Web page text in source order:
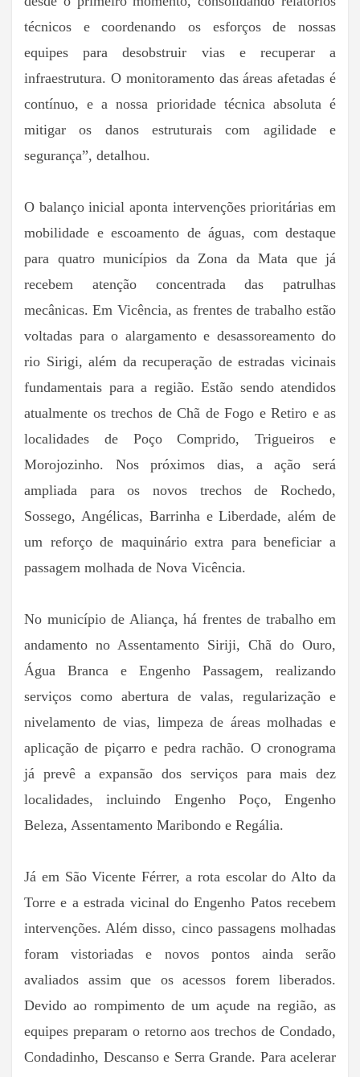
técnicos e coordenando os esforços de nossas
equipes para desobstruir vias e recuperar a
infraestrutura. O monitoramento das áreas afetadas é
contínuo, e a nossa prioridade técnica absoluta é
mitigar os danos estruturais com agilidade e
segurança”, detalhou.
O balanço inicial aponta intervenções prioritárias em
mobilidade e escoamento de águas, com destaque
para quatro municípios da Zona da Mata que já
recebem atenção concentrada das patrulhas
mecânicas. Em Vicência, as frentes de trabalho estão
voltadas para o alargamento e desassoreamento do
rio Sirigi, além da recuperação de estradas vicinais
fundamentais para a região. Estão sendo atendidos
atualmente os trechos de Chã de Fogo e Retiro e as
localidades de Poço Comprido, Trigueiros e
Morojozinho. Nos próximos dias, a ação será
ampliada para os novos trechos de Rochedo,
Sossego, Angélicas, Barrinha e Liberdade, além de
um reforço de maquinário extra para beneficiar a
passagem molhada de Nova Vicência.
No município de Aliança, há frentes de trabalho em
andamento no Assentamento Siriji, Chã do Ouro,
Água Branca e Engenho Passagem, realizando
serviços como abertura de valas, regularização e
nivelamento de vias, limpeza de áreas molhadas e
aplicação de piçarro e pedra rachão. O cronograma
já prevê a expansão dos serviços para mais dez
localidades, incluindo Engenho Poço, Engenho
Beleza, Assentamento Maribondo e Regália.
Já em São Vicente Férrer, a rota escolar do Alto da
Torre e a estrada vicinal do Engenho Patos recebem
intervenções. Além disso, cinco passagens molhadas
foram vistoriadas e novos pontos ainda serão
avaliados assim que os acessos forem liberados.
Devido ao rompimento de um açude na região, as
equipes preparam o retorno aos trechos de Condado,
Condadinho, Descanso e Serra Grande. Para acelerar